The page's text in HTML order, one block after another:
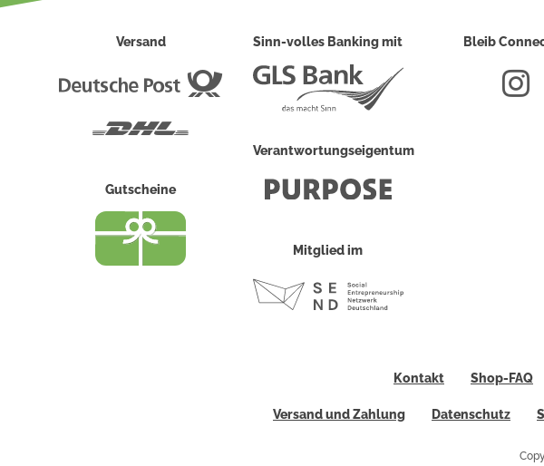
Versand
Deutsche
Gutscheine
Sinn-volles Banking mit
Verantwortungseigentum
Mitglied im
Bleib
Kontakt Shop-FAQ
Versand und Zahlung Datenschutz